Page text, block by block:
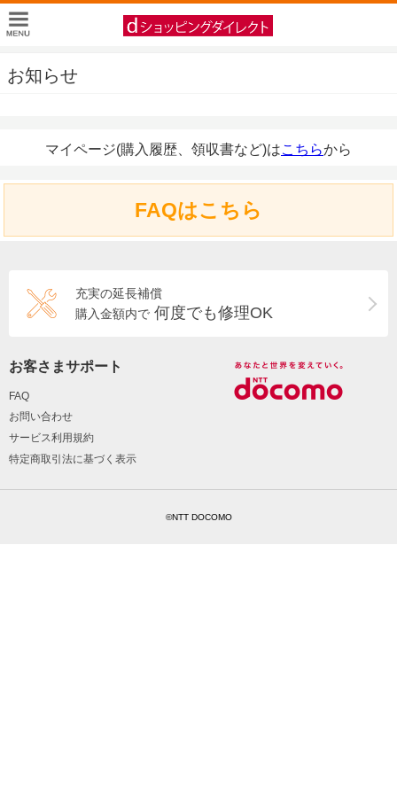
お知らせ
マイページ(購入履歴、領収書など)はこちらから
FAQはこちら
充実の延長補償
購入金額内で 何度でも修理OK
お客さまサポート
FAQ
お問い合わせ
サービス利用規約
特定商取引法に基づく表示
©NTT DOCOMO